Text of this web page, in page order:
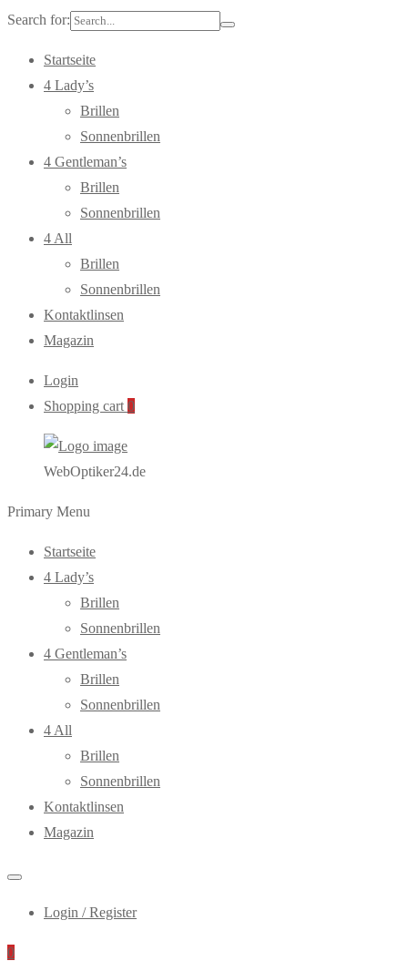
Search for:
Startseite
4 Lady’s
Brillen
Sonnenbrillen
4 Gentleman’s
Brillen
Sonnenbrillen
4 All
Brillen
Sonnenbrillen
Kontaktlinsen
Magazin
Login
Shopping cart 0
WebOptiker24.de
Primary Menu
Startseite
4 Lady’s
Brillen
Sonnenbrillen
4 Gentleman’s
Brillen
Sonnenbrillen
4 All
Brillen
Sonnenbrillen
Kontaktlinsen
Magazin
Login / Register
0